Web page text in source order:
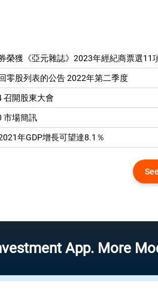
榮獲《亞元雜誌》2023年經紀商票選11
零股列表的公告 2022年第二季度
開股東大會
場簡訊
年GDP增​​長可望達8.1％
App. More Modern –